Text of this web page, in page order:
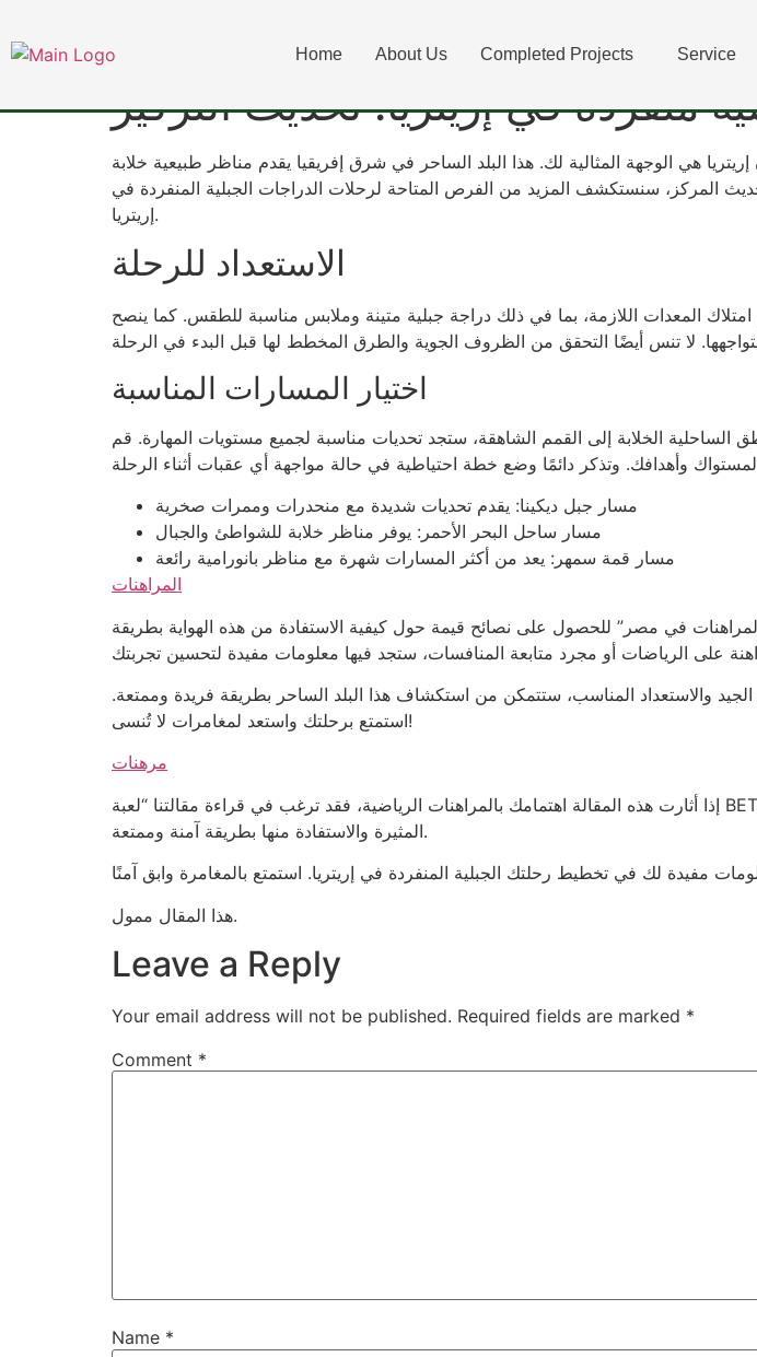
Home About Us Completed Projects Service
منفردة في إريتريا: تحديث التركيز
منفردة في إريتريا: تحديث التركيز
هي الوجهة المثالية لك. هذا البلد الساحر في شرق إفريقيا يقدم مناظر طبيعية خلابة
المركز، سنستكشف المزيد من الفرص المتاحة لرحلات الدراجات الجبلية المنفردة في
إريتريا.
الاستعداد للرحلة
المعدات اللازمة، بما في ذلك دراجة جبلية متينة وملابس مناسبة للطقس. كما ينصح
اختيار المسارات المناسبة
الساحلية الخلابة إلى القمم الشاهقة، ستجد تحديات مناسبة لجميع مستويات المهارة. قم
مسار جبل ديكينا: يقدم تحديات شديدة مع منحدرات وممرات صخرية
مسار ساحل البحر الأحمر: يوفر مناظر خلابة للشواطئ والجبال
مسار قمة سمهر: يعد من أكثر المسارات شهرة مع مناظر بانورامية رائعة
المراهنات
في مصر” للحصول على نصائح قيمة حول كيفية الاستفادة من هذه الهواية بطريقة
والاستعداد المناسب، ستتمكن من استكشاف هذا البلد الساحر بطريقة فريدة وممتعة.
استمتع برحلتك واستعد لمغامرات لا تُنسى!
مرهنات
إذا أثارت هذه المقالة اهتمامك بالمراهنات الرياضية، فقد ترغب في قراءة مقالتنا “لعبة BETUP للمراهنة الرياضية”. ستجد فيها نصائح قيمة حول كيفية المشاركة في هذه اللعبة
المثيرة والاستفادة منها بطريقة آمنة وممتعة.
هذا المقال ممول.
Leave a Reply
Your email address will not be published. Required fields are marked *
Comment *
Name *